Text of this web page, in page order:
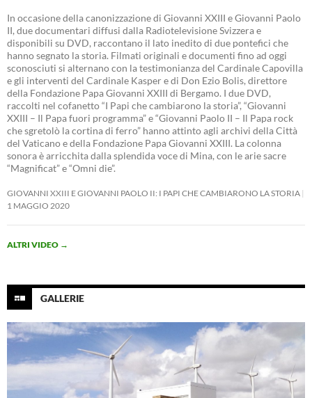
In occasione della canonizzazione di Giovanni XXIII e Giovanni Paolo
II, due documentari diffusi dalla Radiotelevisione Svizzera e
disponibili su DVD, raccontano il lato inedito di due pontefici che
hanno segnato la storia. Filmati originali e documenti fino ad oggi
sconosciuti si alternano con la testimonianza del Cardinale Capovilla
e gli interventi del Cardinale Kasper e di Don Ezio Bolis, direttore
della Fondazione Papa Giovanni XXIII di Bergamo. I due DVD,
raccolti nel cofanetto “I Papi che cambiarono la storia”, “Giovanni
XXIII – Il Papa fuori programma” e “Giovanni Paolo II – Il Papa rock
che sgretolò la cortina di ferro” hanno attinto agli archivi della Città
del Vaticano e della Fondazione Papa Giovanni XXIII. La colonna
sonora è arricchita dalla splendida voce di Mina, con le arie sacre
“Magnificat” e “Omni die”.
GIOVANNI XXIII E GIOVANNI PAOLO II: I PAPI CHE CAMBIARONO LA STORIA
1 MAGGIO 2020
ALTRI VIDEO →
GALLERIE